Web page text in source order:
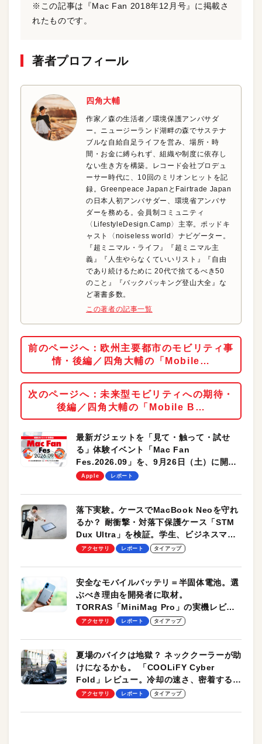
※この記事は『Mac Fan 2018年12月号』に掲載さ
れたものです。
著者プロフィール
四角大輔
作家／森の生活者／環境保護アンバサダ
ー。ニュージーランド湖畔の森でサステナ
ブルな自給自足ライフを営み、場所・時
間・お金に縛られず、組織や制度に依存し
ない生き方を構築。レコード会社プロデュ
ーサー時代に、10回のミリオンヒットを記
録。Greenpeace JapanとFairtrade Japan
の日本人初アンバサダー、環境省アンバサ
ダーを務める。会員制コミュニティ
〈LifestyleDesign.Camp〉主宰。ポッドキ
ャスト〈‪noiseless‬ world〉ナビゲーター。
『超ミニマル・ライフ』『超ミニマル主
義』『人生やらなくていいリスト』『自由
であり続けるために 20代で捨てるべき50
のこと』『バックパッキング登山大全』な
ど著書多数。
この著者の記事一覧
前のページへ：欧州主要都市のモビリティ事
情・後編／四角大輔の「Mobile…
次のページへ：未来型モビリティへの期待・
後編／四角大輔の「Mobile B…
最新ガジェットを「見て・触って・試せ
る」体験イベント「Mac Fan
Fes.2026.09」を、9月26日（土）に開催
します！
Apple レポート
落下実験。ケースでMacBook Neoを守れ
るか？ 耐衝撃・対落下保護ケース「STM
Dux Ultra」を検証。学生、ビジネスマン
のモバイルユースに最適！
アクセサリ レポート タイアップ
安全なモバイルバッテリ＝半固体電池。選
ぶべき理由を開発者に取材。
TORRAS「MiniMag Pro」の実機レビュ
ーも
アクセサリ レポート タイアップ
夏場のバイクは地獄？ ネッククーラーが助
けになるかも。 「COOLiFY Cyber
Fold」レビュー。冷却の速さ、密着する冷
却プレート、シンプルな操作性がグッド！
アクセサリ レポート タイアップ